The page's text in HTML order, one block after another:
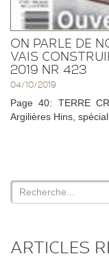
ON PARLE DE
VAIS
2019 NR 423
04/10/2019
Page 40: TERRE
Argilières Hins,
ARTICLES